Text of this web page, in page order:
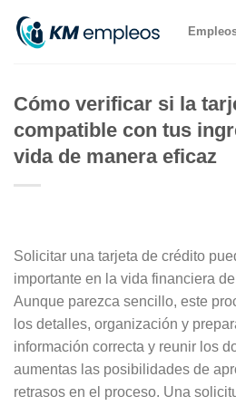
Cómo verificar si la
compatible con tus
vida de manera eficaz
Solicitar una tarjeta de crédito
importante en la vida financiera
Aunque parezca sencillo, este
los detalles, organización y
información correcta y reunir los
aumentas las posibilidades de
retrasos en el proceso. Una